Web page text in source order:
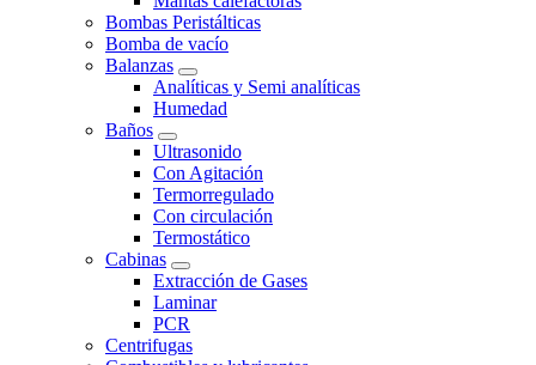
Bombas Peristálticas
Bomba de vacío
Balanzas
Analíticas y Semi analíticas
Humedad
Baños
Ultrasonido
Con Agitación
Termorregulado
Con circulación
Termostático
Cabinas
Extracción de Gases
Laminar
PCR
Centrifugas